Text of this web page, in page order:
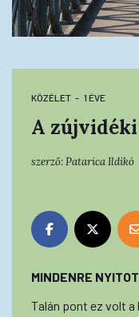
KÖZÉLET 1 ÉVE
A
szerző:Patarica Ildikó
MINDENRE
Talán pont ez volt a